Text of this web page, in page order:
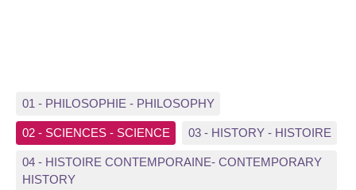
01 - PHILOSOPHIE - PHILOSOPHY
02 - SCIENCES - SCIENCE 03 - HISTORY - HISTOIRE
04 - HISTOIRE CONTEMPORAINE- CONTEMPORARY
HISTORY